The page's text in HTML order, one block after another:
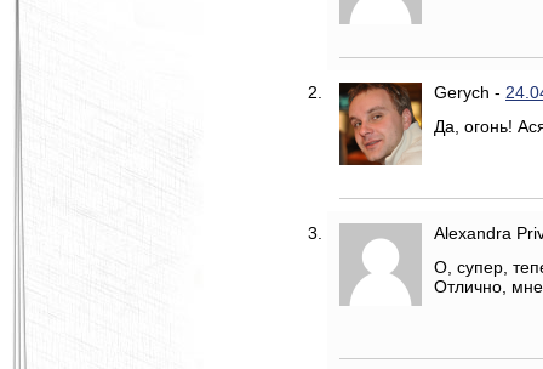
Gerych -
Да, огонь!
Alexandra
О, супер,
Отлично,